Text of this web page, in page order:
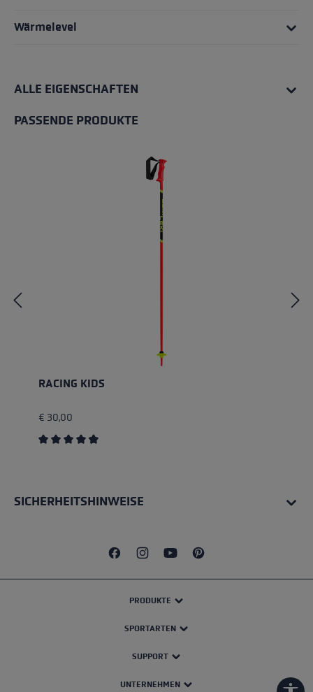
Wärmelevel
ALLE EIGENSCHAFTEN
PASSENDE PRODUKTE
RACING KIDS
€ 30,00
SICHERHEITSHINWEISE
PRODUKTE
SPORTARTEN
SUPPORT
UNTERNEHMEN